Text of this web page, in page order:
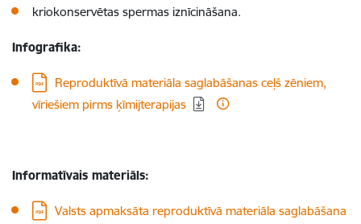
kriokonservētas spermas iznīcināšana.
Infografika:
Lejupielādēt:
Reproduktīvā materiāla saglabāšanas ceļš zēniem,
vīriešiem pirms ķīmijterapijas
Informatīvais materiāls:
Lejupielādēt:
Valsts apmaksāta reproduktīvā materiāla saglabāšana